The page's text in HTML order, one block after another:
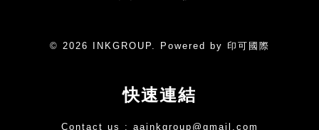
© 2026 INKGROUP. Powered by 印可國際
快速連結
Contact us : aainkgroup@gmail.com